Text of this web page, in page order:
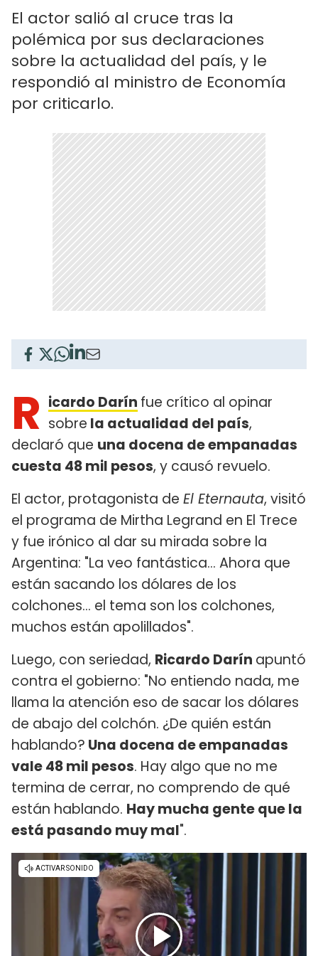
El actor salió al cruce tras la
polémica por sus declaraciones
sobre la actualidad del país, y le
respondió al ministro de Economía
por criticarlo.
R icardo Darín fue crítico al opinar
sobre la actualidad del país,
declaró que una docena de empanadas
cuesta 48 mil pesos, y causó revuelo.
El actor, protagonista de El Eternauta, visitó
el programa de Mirtha Legrand en El Trece
y fue irónico al dar su mirada sobre la
Argentina: "La veo fantástica... Ahora que
están sacando los dólares de los
colchones... el tema son los colchones,
muchos están apolillados".
Luego, con seriedad, Ricardo Darín apuntó
contra el gobierno: "No entiendo nada, me
llama la atención eso de sacar los dólares
de abajo del colchón. ¿De quién están
hablando? Una docena de empanadas
vale 48 mil pesos. Hay algo que no me
termina de cerrar, no comprendo de qué
están hablando. Hay mucha gente que la
está pasando muy mal".